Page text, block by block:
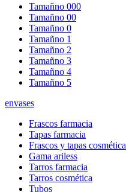
Tamañno 000
Tamañno 00
Tamañno 0
Tamañno 1
Tamañno 2
Tamañno 3
Tamañno 4
Tamañno 5
envases
Frascos farmacia
Tapas farmacia
Frascos y tapas cosmética
Gama ariless
Tarros farmacia
Tarros cosmética
Tubos